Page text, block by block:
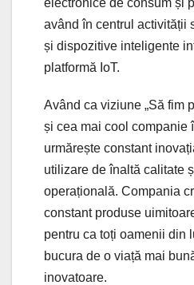
având în centrul activității
și dispozitive inteligente
platformă IoT.
Având ca viziune „Să fim
și cea mai cool companie
urmărește constant
utilizare de înaltă calitate
operațională. Compania
constant produse
pentru ca toți oamenii din
bucura de o viață mai
inovatoare.